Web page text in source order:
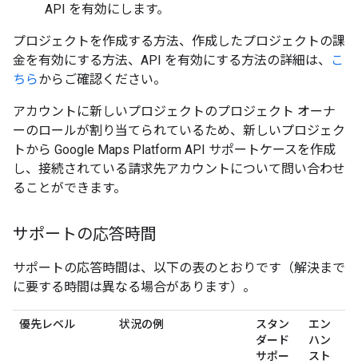
API を有効にします。
プロジェクトを作成する方法、作成したプロジェクトの課
金を有効にする方法、API を有効にする方法の詳細は、
こ
ちらからご確認ください。
アカウントに新しいプロジェクトのプロジェクト オーナ
ーのロールが割り当てられているため、新しいプロジェク
トから Google Maps Platform API サポートケースを作成
し、接続されている請求先アカウントについて問い合わせ
ることができます。
サポートの応答時間
サポートの応答時間は、以下の表のとおりです（解決まで
に要する時間は異なる場合があります）。
優先レベル 状況の例
スタン
ダード
サポー
エン
ハン
スト